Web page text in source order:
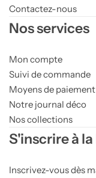
Contactez-nous
Nos services
Mon compte
Suivi de commande
Moyens de paiement
Notre journal déco
Nos collections
S'inscrire à
Inscrivez-vous dès